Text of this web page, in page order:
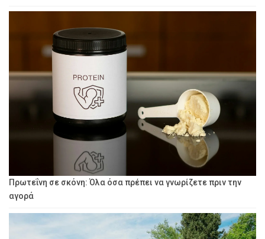
Πρωτεΐνη σε σκόνη: Όλα όσα πρέπει να γνωρίζετε πριν την
αγορά